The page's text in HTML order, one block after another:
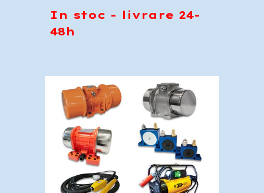
In stoc - livrare 24-
48h